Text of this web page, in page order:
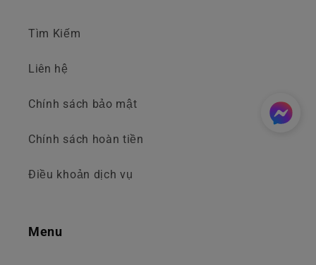
Tìm Kiếm
Liên hệ
Chính sách bảo mật
Chính sách hoàn tiền
Điều khoản dịch vụ
Menu